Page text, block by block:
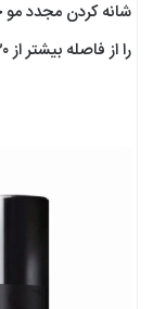
شانه کردن مجدد مو
را از فاصله بیشتر از ۲۰ سانت بر روی مو اسپری کنید.